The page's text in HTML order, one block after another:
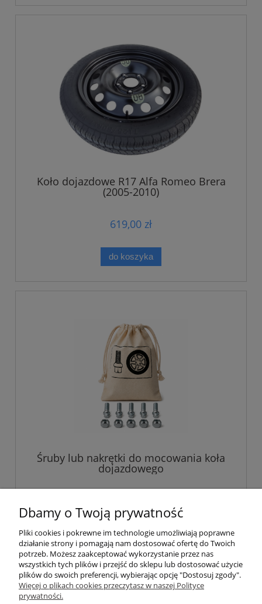
Koło dojazdowe R17 Alfa Romeo Brera
(2005-2010)
619,00 zł
do koszyka
Śruby lub nakrętki do mocowania koła
dojazdowego
do koszyka
Pomoc
Dbamy o Twoją prywatność
Pliki cookies i pokrewne im technologie umożliwiają poprawne
działanie strony i pomagają nam dostosować ofertę do Twoich
potrzeb. Możesz zaakceptować wykorzystanie przez nas
wszystkich tych plików i przejść do sklepu lub dostosować użycie
plików do swoich preferencji, wybierając opcję "Dostosuj zgody".
Więcej o plikach cookies przeczytasz w naszej Polityce
prywatności.